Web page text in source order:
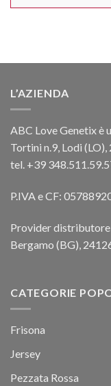
L’AZIENDA
ABC Love Genetix è
Tortini n.9, Lodi
tel. +39
P.IVA e CF:
Provider
Bergamo (BG),
CATEGORIE
Frisona
Jersey
Pezzata Rossa